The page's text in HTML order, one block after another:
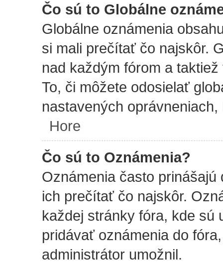
Čo sú to Globálne
Globálne oznámenia
si mali prečítať čo najskôr.
nad každým fórom a
To, či môžete odosielať
nastavených
Hore
Čo sú to Oznámenia?
Oznámenia často
ich prečítať čo najskôr.
každej stránky fóra, kde sú
pridávať oznámenia do
administrátor umožnil.